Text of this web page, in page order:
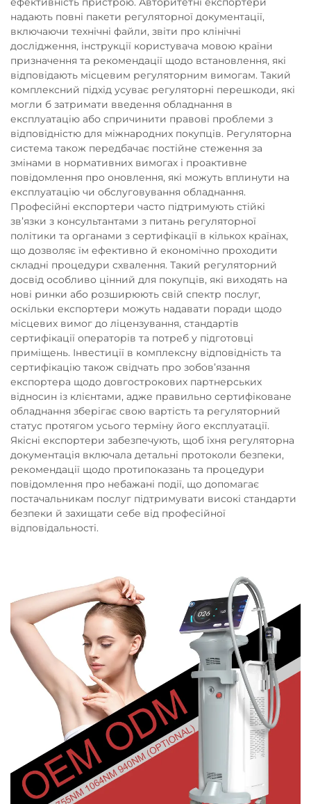
надають повні пакети регуляторної документації,
включаючи технічні файли, звіти про клінічні
дослідження, інструкції користувача мовою країни
призначення та рекомендації щодо встановлення, які
відповідають місцевим регуляторним вимогам. Такий
комплексний підхід усуває регуляторні перешкоди, які
могли б затримати введення обладнання в
експлуатацію або спричинити правові проблеми з
відповідністю для міжнародних покупців. Регуляторна
система також передбачає постійне стеження за
змінами в нормативних вимогах і проактивне
повідомлення про оновлення, які можуть вплинути на
експлуатацію чи обслуговування обладнання.
Професійні експортери часто підтримують стійкі
зв’язки з консультантами з питань регуляторної
політики та органами з сертифікації в кількох країнах,
що дозволяє їм ефективно й економічно проходити
складні процедури схвалення. Такий регуляторний
досвід особливо цінний для покупців, які виходять на
нові ринки або розширюють свій спектр послуг,
оскільки експортери можуть надавати поради щодо
місцевих вимог до ліцензування, стандартів
сертифікації операторів та потреб у підготовці
приміщень. Інвестиції в комплексну відповідність та
сертифікацію також свідчать про зобов’язання
експортера щодо довгострокових партнерських
відносин із клієнтами, адже правильно сертифіковане
обладнання зберігає свою вартість та регуляторний
статус протягом усього терміну його експлуатації.
Якісні експортери забезпечують, щоб їхня регуляторна
документація включала детальні протоколи безпеки,
рекомендації щодо протипоказань та процедури
повідомлення про небажані події, що допомагає
постачальникам послуг підтримувати високі стандарти
безпеки й захищати себе від професійної
відповідальності.